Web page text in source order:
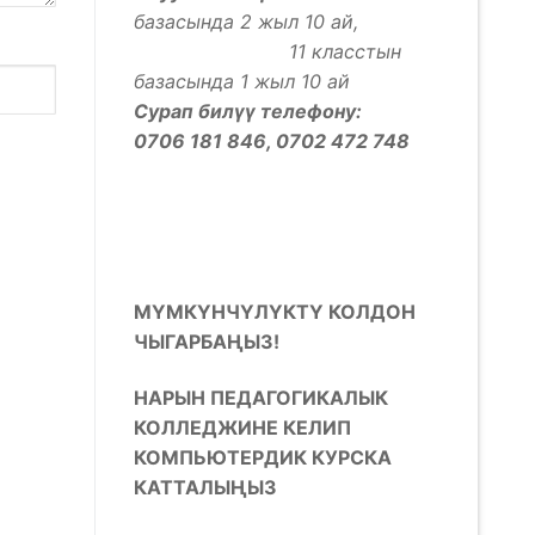
базасында 2 жыл 10 ай,
11 класстын
базасында 1 жыл 10 ай
Сурап билүү телефону:
0706 181 846, 0702 472 748
МҮМКҮНЧҮЛҮКТҮ КОЛДОН
ЧЫГАРБАҢЫЗ!
НАРЫН ПЕДАГОГИКАЛЫК
КОЛЛЕДЖИНЕ КЕЛИП
КОМПЬЮТЕРДИК КУРСКА
КАТТАЛЫҢЫЗ